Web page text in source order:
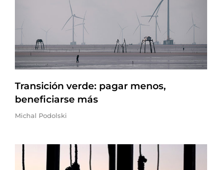
Transición verde: pagar menos,
beneficiarse más
Michal Podolski